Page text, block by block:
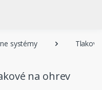
systémy
na ohrev